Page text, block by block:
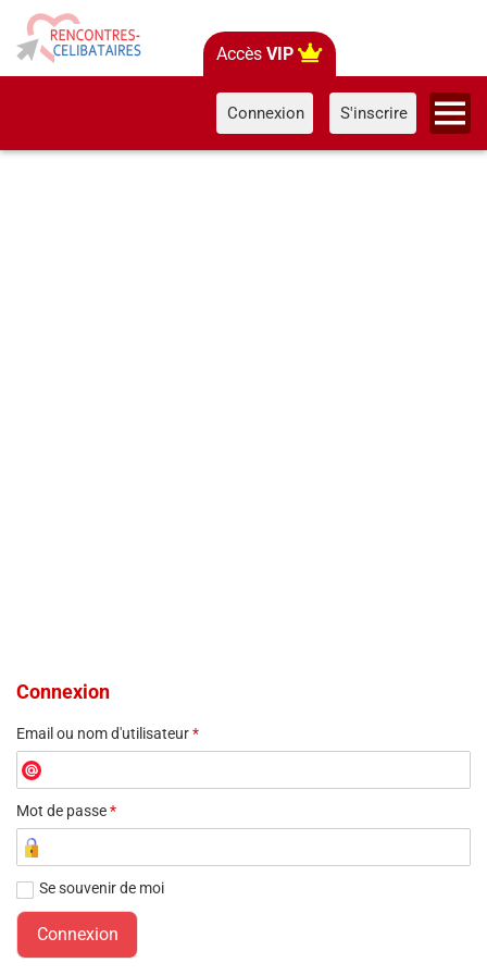
Accès VIP
Connexion S'inscrire
Connexion
Email ou nom d'utilisateur*
Mot de passe*
Se souvenir de moi